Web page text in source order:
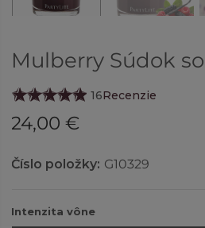
Mulberry Súdok
16Recenzie
24,00 €
Číslo položky: G10329
Intenzita vône